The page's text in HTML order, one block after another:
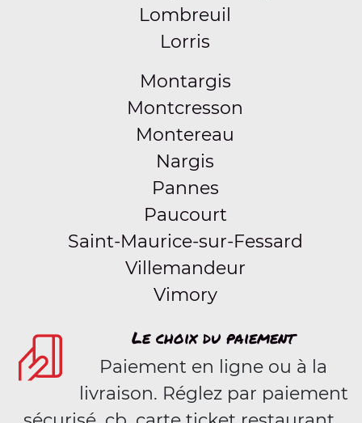
Lombreuil
Lorris
Montargis
Montcresson
Montereau
Nargis
Pannes
Paucourt
Saint-Maurice-sur-Fessard
Villemandeur
Vimory
Le choix du paiement
Paiement en ligne ou à la
livraison. Réglez par paiement